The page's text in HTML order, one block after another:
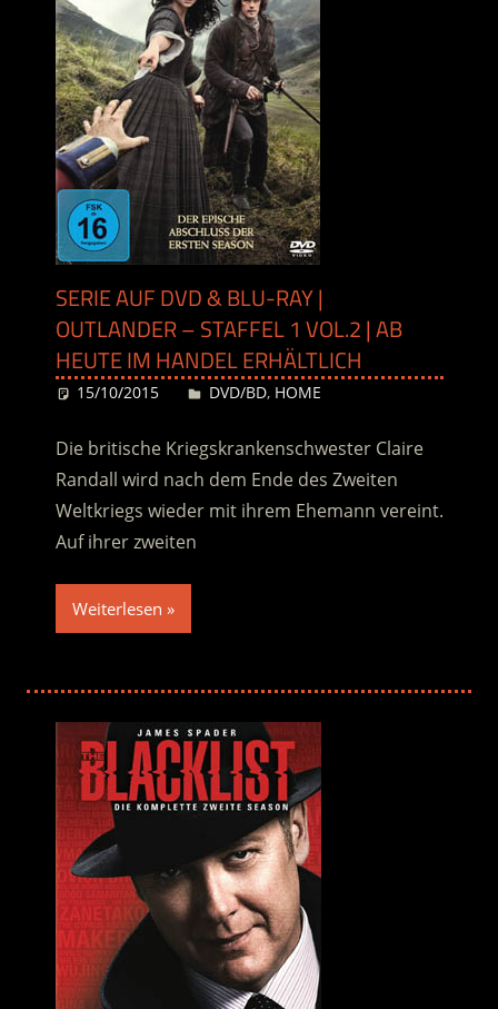
SERIE AUF DVD & BLU-RAY |
OUTLANDER – STAFFEL 1 VOL.2 | AB
HEUTE IM HANDEL ERHÄLTLICH
15/10/2015 Desiree
DVD/BD, HOME
Die britische Kriegskrankenschwester Claire
Randall wird nach dem Ende des Zweiten
Weltkriegs wieder mit ihrem Ehemann vereint.
Auf ihrer zweiten
Weiterlesen